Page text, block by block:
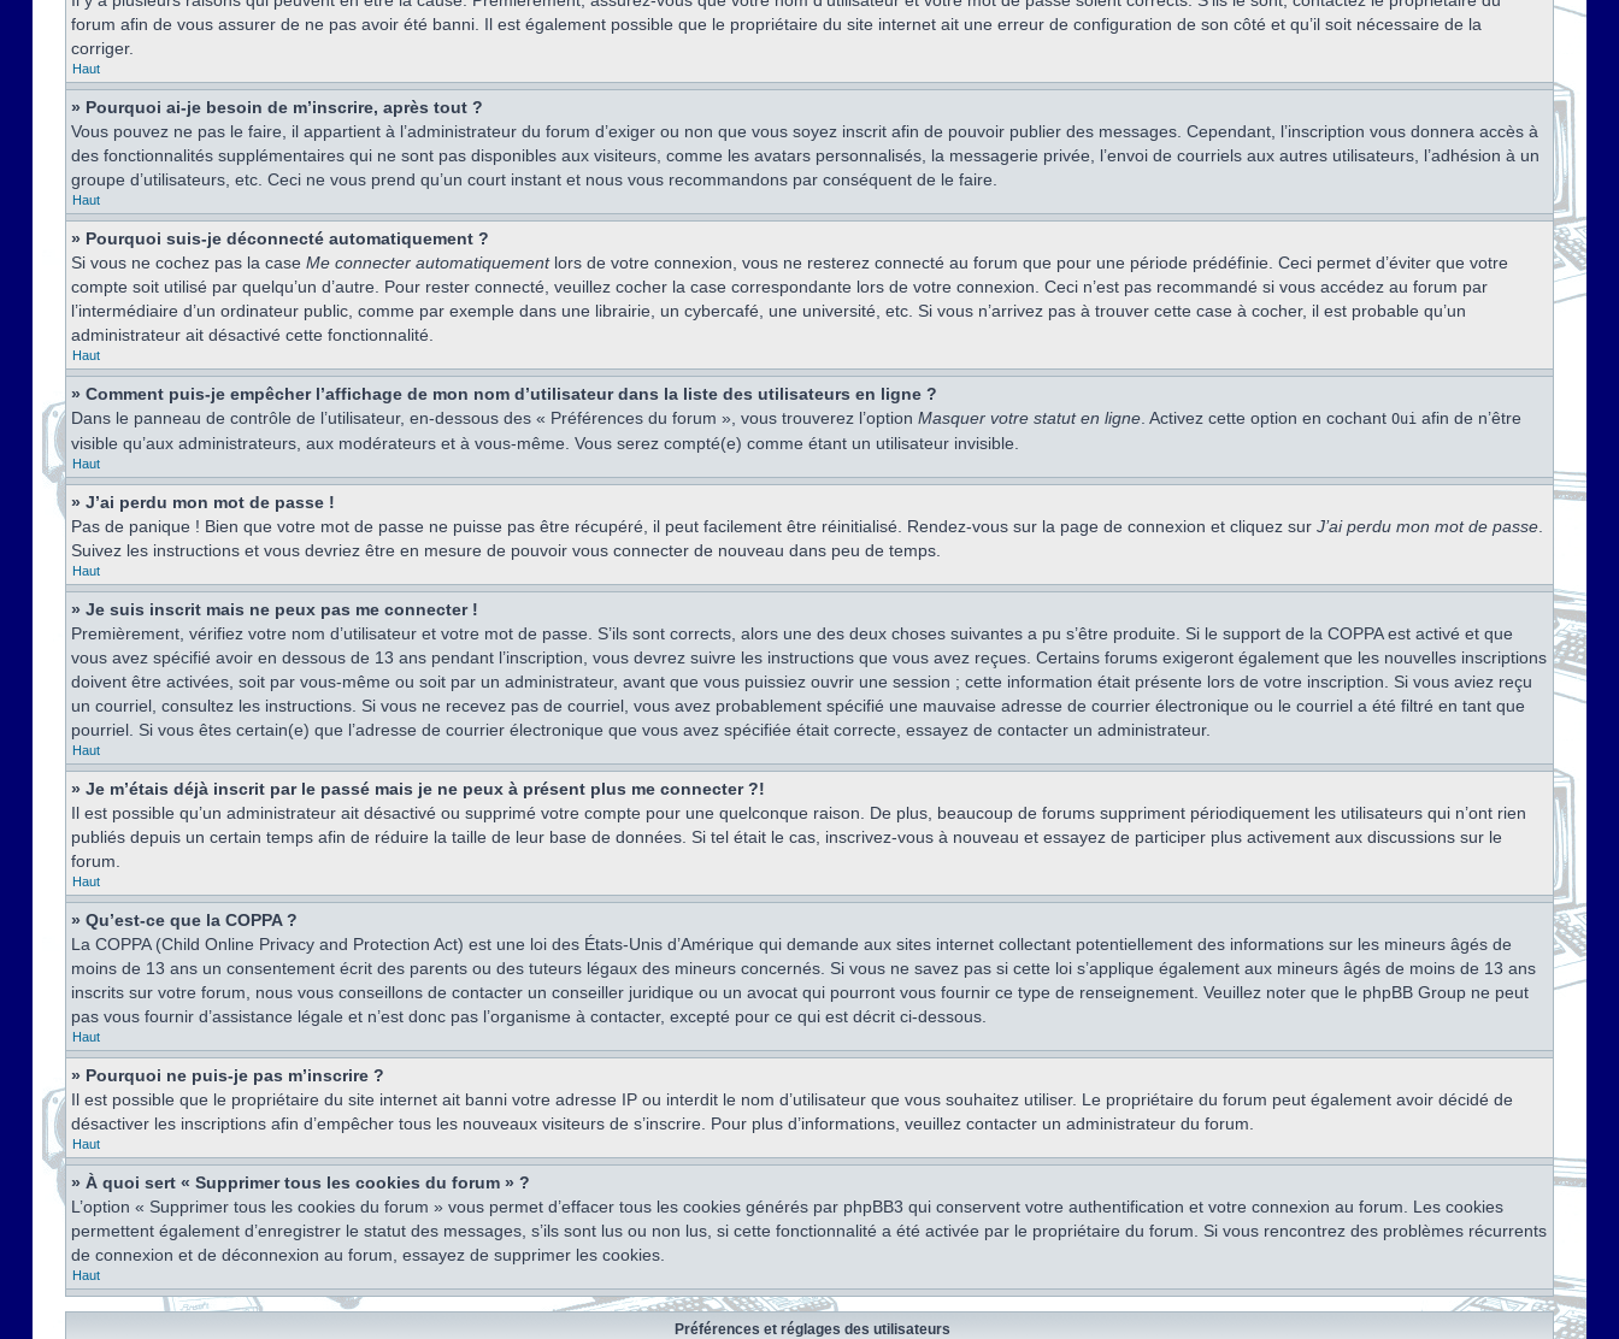
forum afin de vous assurer de ne pas avoir été banni. Il est également possible que le propriétaire du site internet ait une erreur de configuration de son côté et qu’il soit nécessaire de la
corriger.
Haut
» Pourquoi ai-je besoin de m’inscrire, après tout ?
Vous pouvez ne pas le faire, il appartient à l’administrateur du forum d’exiger ou non que vous soyez inscrit afin de pouvoir publier des messages. Cependant, l’inscription vous donnera accès à
des fonctionnalités supplémentaires qui ne sont pas disponibles aux visiteurs, comme les avatars personnalisés, la messagerie privée, l’envoi de courriels aux autres utilisateurs, l’adhésion à un
groupe d’utilisateurs, etc. Ceci ne vous prend qu’un court instant et nous vous recommandons par conséquent de le faire.
Haut
» Pourquoi suis-je déconnecté automatiquement ?
Si vous ne cochez pas la case Me connecter automatiquementlors de votre connexion, vous ne resterez connecté au forum que pour une période prédéfinie. Ceci permet d’éviter que votre
compte soit utilisé par quelqu’un d’autre. Pour rester connecté, veuillez cocher la case correspondante lors de votre connexion. Ceci n’est pas recommandé si vous accédez au forum par
l’intermédiaire d’un ordinateur public, comme par exemple dans une librairie, un cybercafé, une université, etc. Si vous n’arrivez pas à trouver cette case à cocher, il est probable qu’un
administrateur ait désactivé cette fonctionnalité.
Haut
» Comment puis-je empêcher l’affichage de mon nom d’utilisateur dans la liste des utilisateurs en ligne ?
Dans le panneau de contrôle de l’utilisateur, en-dessous des « Préférences du forum », vous trouverez l’option Masquer votre statut en ligne . Activez cette option en cochant Oui afin de n’être
visible qu’aux administrateurs, aux modérateurs et à vous-même. Vous serez compté(e) comme étant un utilisateur invisible.
Haut
» J’ai perdu mon mot de passe !
Pas de panique ! Bien que votre mot de passe ne puisse pas être récupéré, il peut facilement être réinitialisé. Rendez-vous sur la page de connexion et cliquez sur J’ai perdu mon mot de passe
Suivez les instructions et vous devriez être en mesure de pouvoir vous connecter de nouveau dans peu de temps.
Haut
» Je suis inscrit mais ne peux pas me connecter !
Premièrement, vérifiez votre nom d’utilisateur et votre mot de passe. S’ils sont corrects, alors une des deux choses suivantes a pu s’être produite. Si le support de la COPPA est activé et que
vous avez spécifié avoir en dessous de 13 ans pendant l’inscription, vous devrez suivre les instructions que vous avez reçues. Certains forums exigeront également que les nouvelles inscriptions
doivent être activées, soit par vous-même ou soit par un administrateur, avant que vous puissiez ouvrir une session ; cette information était présente lors de votre inscription. Si vous aviez reçu
un courriel, consultez les instructions. Si vous ne recevez pas de courriel, vous avez probablement spécifié une mauvaise adresse de courrier électronique ou le courriel a été filtré en tant que
pourriel. Si vous êtes certain(e) que l’adresse de courrier électronique que vous avez spécifiée était correcte, essayez de contacter un administrateur.
Haut
» Je m’étais déjà inscrit par le passé mais je ne peux à présent plus me connecter ?!
Il est possible qu’un administrateur ait désactivé ou supprimé votre compte pour une quelconque raison. De plus, beaucoup de forums suppriment périodiquement les utilisateurs qui n’ont rien
publiés depuis un certain temps afin de réduire la taille de leur base de données. Si tel était le cas, inscrivez-vous à nouveau et essayez de participer plus activement aux discussions sur le
forum.
Haut
» Qu’est-ce que la COPPA ?
La COPPA (Child Online Privacy and Protection Act) est une loi des États-Unis d’Amérique qui demande aux sites internet collectant potentiellement des informations sur les mineurs âgés de
moins de 13 ans un consentement écrit des parents ou des tuteurs légaux des mineurs concernés. Si vous ne savez pas si cette loi s’applique également aux mineurs âgés de moins de 13 ans
inscrits sur votre forum, nous vous conseillons de contacter un conseiller juridique ou un avocat qui pourront vous fournir ce type de renseignement. Veuillez noter que le phpBB Group ne peut
pas vous fournir d’assistance légale et n’est donc pas l’organisme à contacter, excepté pour ce qui est décrit ci-dessous.
Haut
» Pourquoi ne puis-je pas m’inscrire ?
Il est possible que le propriétaire du site internet ait banni votre adresse IP ou interdit le nom d’utilisateur que vous souhaitez utiliser. Le propriétaire du forum peut également avoir décidé de
désactiver les inscriptions afin d’empêcher tous les nouveaux visiteurs de s’inscrire. Pour plus d’informations, veuillez contacter un administrateur du forum.
Haut
» À quoi sert « Supprimer tous les cookies du forum » ?
L’option « Supprimer tous les cookies du forum » vous permet d’effacer tous les cookies générés par phpBB3 qui conservent votre authentification et votre connexion au forum. Les cookies
permettent également d’enregistrer le statut des messages, s’ils sont lus ou non lus, si cette fonctionnalité a été activée par le propriétaire du forum. Si vous rencontrez des problèmes récurrents
de connexion et de déconnexion au forum, essayez de supprimer les cookies.
Haut
Préférences et réglages des utilisateurs